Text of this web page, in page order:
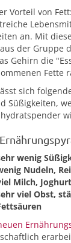
Vorteil von
an. Mit
der Gruppe
Gehirn die
Fette
sich
Süßigkeiten,
wenig
Nudeln,
Milch,
viel Obst,